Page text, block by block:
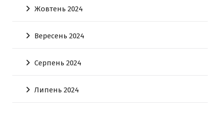
Жовтень 2024
Вересень 2024
Серпень 2024
Липень 2024